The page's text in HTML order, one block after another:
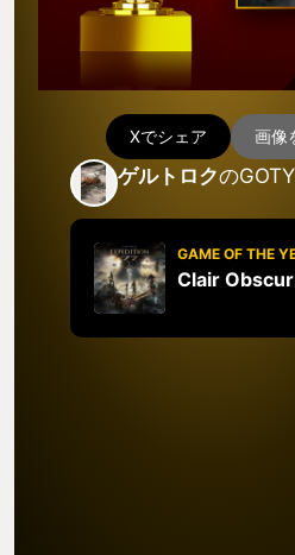
Xでシェア 画像
ゲルトロクのGOTY
GAME OF THE
Clair